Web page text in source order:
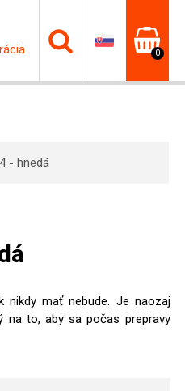
0
- hnedá
nikdy mať nebude. Je naozaj
na to, aby sa počas prepravy